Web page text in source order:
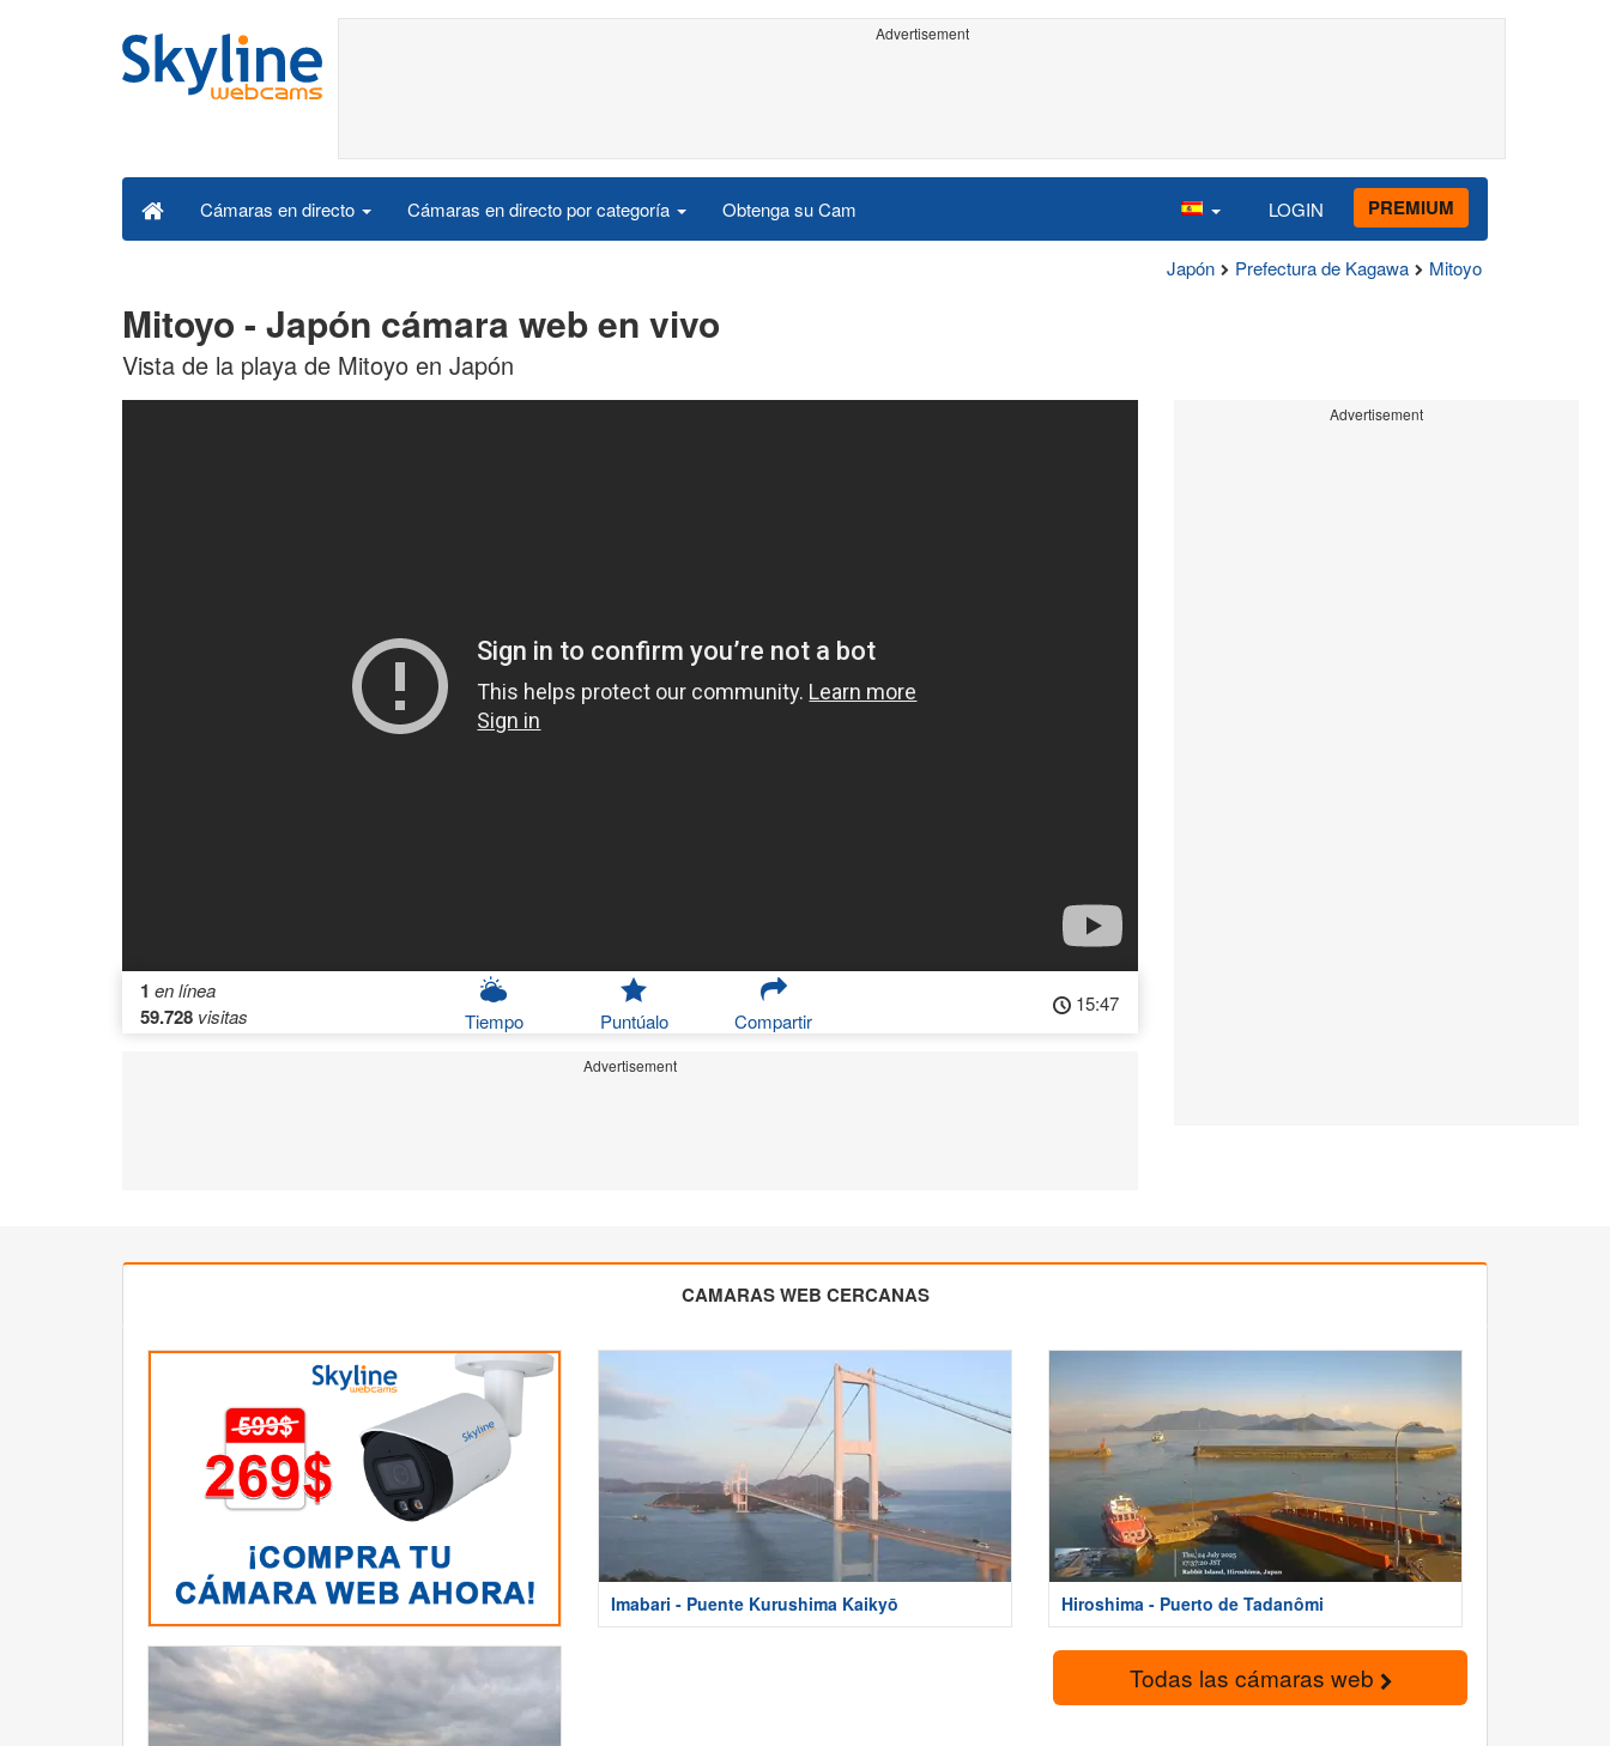
Advertisement
Cámaras en directo Cámaras en directo por categoría Obtenga su Cam LOGIN PREMIUM
Japón Prefectura de Kagawa Mitoyo
Mitoyo - Japón cámara web en vivo
Vista de la playa de Mitoyo en Japón
1 en línea
59.728 visitas Tiempo Puntúalo Compartir
15:47
Advertisement
Advertisement
CAMARAS WEB CERCANAS
Imabari - Puente Kurushima Kaikyō Hiroshima - Puerto de Tadanômi
Todas las cámaras web